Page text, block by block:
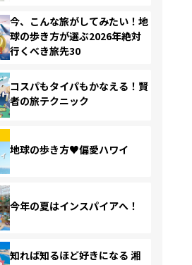
今、こんな旅がしてみたい！地
球の歩き方が選ぶ2026年絶対
行くべき旅先30
コスパもタイパもかなえる！賢
者の旅テクニック
地球の歩き方♥偏愛ハワイ
今年の夏はインスパイアへ！
知れば知るほど好きになる 湘